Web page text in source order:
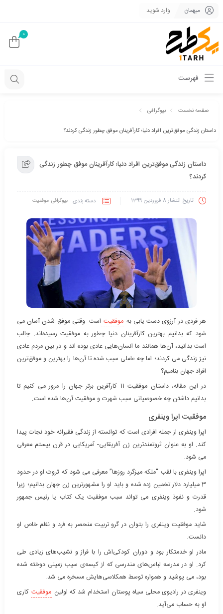
میهمان وارد شوید
0
فهرست
صفحه نخست بیوگرافی
داستان زندگی موفق‌ترین افراد دنیا؛ کارآفرینان موفق چطور زندگی کردند؟
داستان زندگی موفق‌ترین افراد دنیا؛ کارآفرینان موفق چطور زندگی
کردند؟
تاریخ انتشار8 فروردین 1399 دسته بندی بیوگرافی موفقیت
هر فردی در آرزوی دست یابی به موفقیت است. وقتی موفق شدن آسان می
شود که بدانیم بهترین کارآفرینان دنیا چطور به موفقیت رسیده‌اند. جالب
است بدانید، آن‌ها همانند ما انسان‌هایی عادی بوده اند و در بین مردم عادی
نیز زندگی می کردند؛ اما چه عاملی سبب شده تا آن‌ها را بهترین و موفق‌ترین
افراد جهان بنامیم؟
در این مقاله، داستان موفقیت 11 کارآفرین برتر جهان را مرور می کنیم تا
بدانیم داشتن چه خصوصیاتی سبب شهرت و موفقیت آن‌ها شده است.
موفقیت اپرا وینفری
اپرا وینفری از جمله افرادی است که توانسته از زندگی فقیرانه خود نجات پیدا
کند. او به عنوان ثروتمندترین زن آفریقایی- آمریکایی در قرن بیستم معرفی
می شود.
اپرا وینفری با لقب “ملکه میزگرد روزها” معرفی می شود که ثروت او در حدود
3 میلیارد دلار تخمین زده شده و باید او را مشهورترین زن جهان بدانیم؛ زیرا
قدرت و نفوذ وینفری می تواند سبب موفقیت یک کتاب یا رئیس جمهور
شود.
شاید موفقیت وینفری را بتوان در گرو تربیت منحصر به فرد و نظم خاص او
دانست.
مادر او خدمتکار بود و دوران کودکی‌اش را با فراز و نشیب‌های زیادی طی
کرد. او در مدرسه لباس‌های مندرسی که از کیسه‌ی سیب زمینی دوخته شده
بود، می پوشید و همواره توسط همکلاسی‌هایش مسخره می شد.
وینفری در رادیوی محلی سیاه پوستان استخدام شد که اولین موفقیت کاری
او به حساب می‌آید.